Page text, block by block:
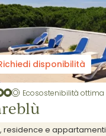
disponibilità
Ecosostenibilità ottima
residence e appartamenti